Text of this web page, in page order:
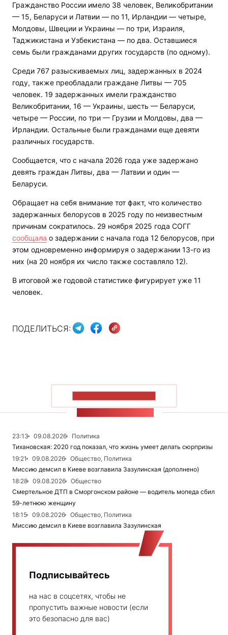
Гражданство России имело 38 человек, Великобритании
— 15, Беларуси и Латвии — по 11, Ирландии — четыре,
Молдовы, Швеции и Украины — по три, Израиля,
Таджикистана и Узбекистана — по два. Оставшиеся
семь были гражданами других государств (по одному).
Среди 767 разыскиваемых лиц, задержанных в 2024
году, также преобладали граждане Литвы — 705
человек. 19 задержанных имели гражданство
Великобритании, 16 — Украины, шесть — Беларуси,
четыре — России, по три — Грузии и Молдовы, два —
Ирландии. Остальные были гражданами еще девяти
различных государств.
Сообщается, что с начала 2026 года уже задержано
девять граждан Литвы, два — Латвии и один —
Беларуси.
Обращает на себя внимание тот факт, что количество
задержанных белорусов в 2025 году по неизвестным
причинам сократилось. 29 ноября 2025 года СОГГ
сообщала о задержании с начала года 12 белорусов, при
этом одновременно информируя о задержании 13-го из
них (на 20 ноября их число также составляло 12).
В итоговой же годовой статистике фигурирует уже 11
человек.
ПОДЕЛИТЬСЯ:
23:13 09.08.2026
Политика
Тихановская: 2020 год показал, что жизнь умеет делать сюрпризы
19:21
09.08.2026
Общество, Политика
Миссию демсил в Киеве возглавила Зазулинская (дополнено)
18:28
09.08.2026
Общество
Смертельное ДТП в Сморгонском районе — водитель мопеда сбил
59-летнюю женщину
18:15
09.08.2026
Общество, Политика
Миссию демсил в Киеве возглавила Зазулинская
Подписывайтесь
на нас в соцсетях, чтобы не
пропустить важные новости (если
это безопасно для вас)